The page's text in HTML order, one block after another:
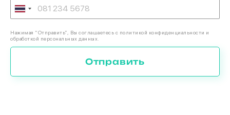
Нажимая “Отправить”, Вы соглашаетесь с политикой конфиденциальности и
обработкой персональных данных.
Отправить